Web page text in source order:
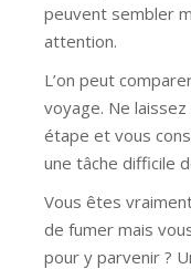
peuvent sembler
attention.
L’on peut
voyage. Ne
étape et vous
une tâche difficile
Vous êtes
de fumer mais
pour y parvenir ?